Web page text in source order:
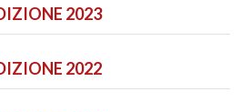
2023
2022